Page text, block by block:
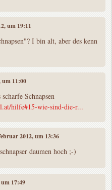
um 19:11
I bin alt, aber des kenn
um 11:00
Schnapsen
hilfe#15-wie-sind-die-r...
2012, um 13:36
daumen hoch ;-)
17:49